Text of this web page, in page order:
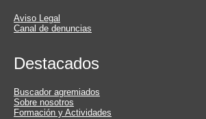
Aviso Legal
Canal de denuncias
Destacados
Buscador agremiados
Sobre nosotros
Formación y Actividades